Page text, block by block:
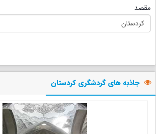
مقصد
جاذبه های گردشگری کردستان